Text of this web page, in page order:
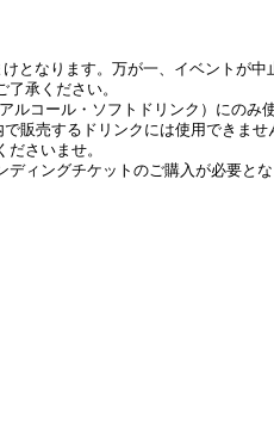
となります。万が一、イベントが中
承ください。
ルコール・ソフトドリンク）にのみ
販売するドリンクには使用できませ
さいませ。
ィングチケットのご購入が必要とな